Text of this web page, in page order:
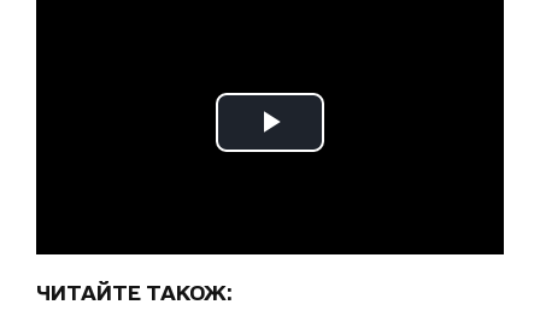
ЧИТАЙТЕ ТАКОЖ: